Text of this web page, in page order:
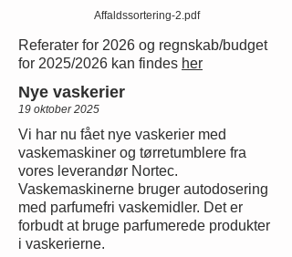
Affaldssortering-2.pdf
Referater for 2026 og regnskab/budget
for 2025/2026 kan findes her
Nye vaskerier
19 oktober 2025
Vi har nu fået nye vaskerier med
vaskemaskiner og tørretumblere fra
vores leverandør Nortec.
Vaskemaskinerne bruger autodosering
med parfumefri vaskemidler. Det er
forbudt at bruge parfumerede produkter
i vaskerierne.